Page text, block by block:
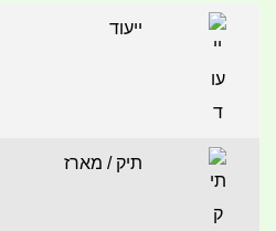
ייעוד
תיק / מארז